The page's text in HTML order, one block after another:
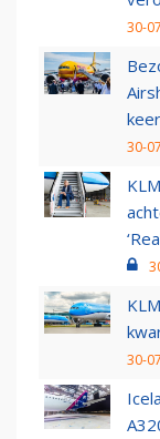
30-
keer
30-
30-